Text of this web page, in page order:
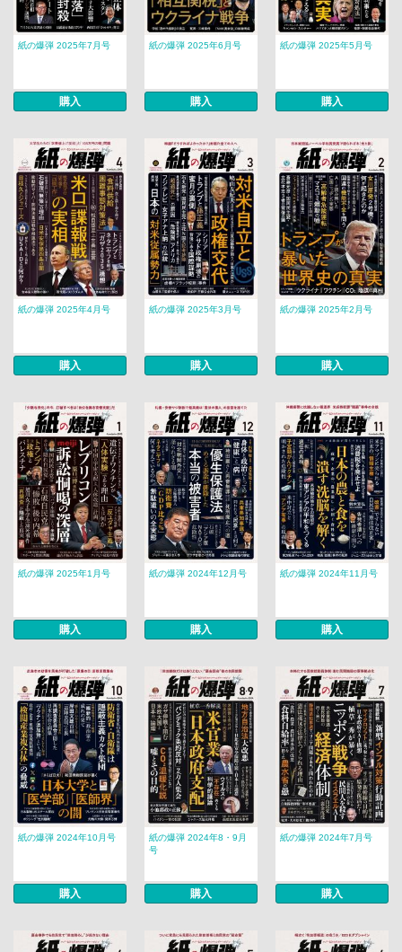
紙の爆弾 2025年7月号
購入
紙の爆弾 2025年6月号
購入
紙の爆弾 2025年5月号
購入
紙の爆弾 2025年4月号
購入
紙の爆弾 2025年3月号
購入
紙の爆弾 2025年2月号
購入
紙の爆弾 2025年1月号
購入
紙の爆弾 2024年12月号
購入
紙の爆弾 2024年11月号
購入
紙の爆弾 2024年10月号
購入
紙の爆弾 2024年8・9月
号
購入
紙の爆弾 2024年7月号
購入